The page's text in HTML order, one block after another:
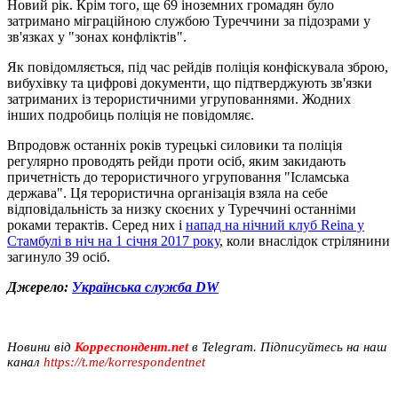
Новий рік. Крім того, ще 69 іноземних громадян було
затримано міграційною службою Туреччини за підозрами у
зв'язках у "зонах конфліктів".
Як повідомляється, під час рейдів поліція конфіскувала зброю,
вибухівку та цифрові документи, що підтверджують зв'язки
затриманих із терористичними угрупованнями. Жодних
інших подробиць поліція не повідомляє.
Впродовж останніх років турецькі силовики та поліція
регулярно проводять рейди проти осіб, яким закидають
причетність до терористичного угруповання "Ісламська
держава". Ця терористична організація взяла на себе
відповідальність за низку скоєних у Туреччині останніми
роками терактів. Серед них і напад на нічний клуб Reina у
Стамбулі в ніч на 1 січня 2017 року, коли внаслідок стрілянини
загинуло 39 осіб.
Джерело: Українська служба DW
Новини від Корреспондент.netв Telegram. Підписуйтесь на наш
канал https://t.me/korrespondentnet